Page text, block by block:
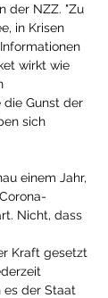
der NZZ. "Zu
in Krisen
wirkt wie
die Gunst der
sich
einem Jahr,
Nicht, dass
Kraft gesetzt
der Staat